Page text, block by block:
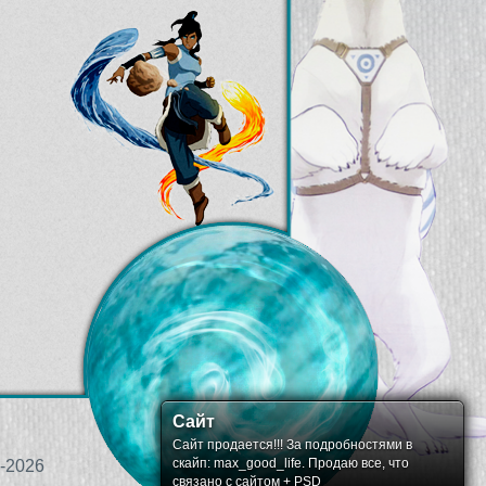
2026
Сайт
Сайт продается!!! За подробностями в
скайп: max_good_life. Продаю все, что
связано с сайтом + PSD